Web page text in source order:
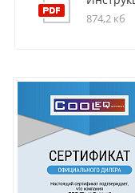
874,2 кб